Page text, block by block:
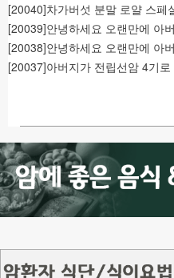
[20040]차가버섯 분말 로얄 스페
[20039]안녕하세요 오랜만에 아
[20038]안녕하세요 오랜만에 아
[20037]아버지가 전립선암 4기